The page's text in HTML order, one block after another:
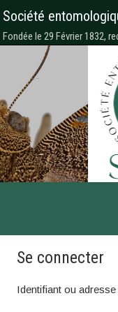
Société
Fondée le 29 Février 1832,
Se connecter
Identifiant ou